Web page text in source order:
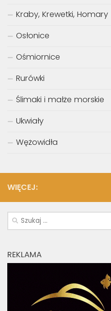
Kraby, Krewetki, Homary
Osłonice
Ośmiornice
Rurówki
Ślimaki i małże morskie
Ukwiały
Wężowidła
WIĘCEJ:
Szukaj:
REKLAMA